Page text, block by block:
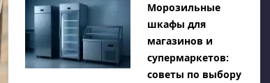
Морозильные
шкафы для
магазинов и
супермаркетов:
советы по выбору